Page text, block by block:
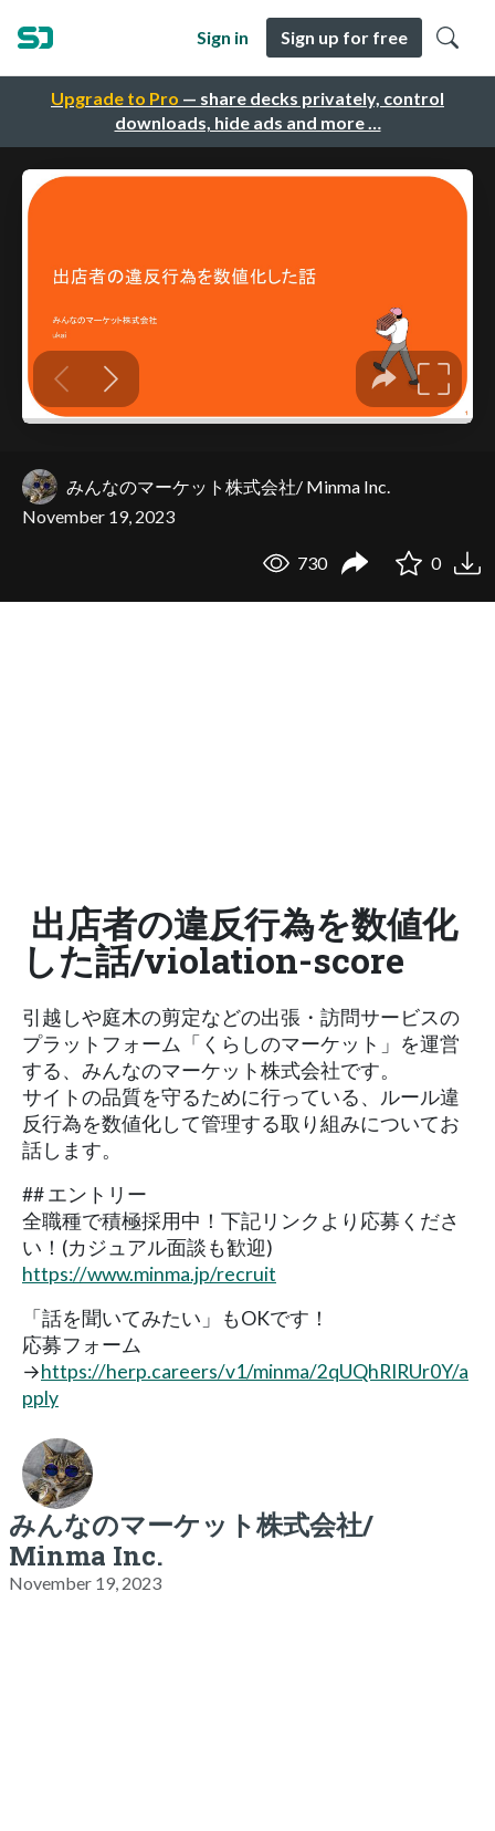
Upgrade to Pro — share decks privately, control
downloads, hide ads and more …
Sign in Sign up for free
みんなのマーケット株式会社/ Minma Inc.
November 19, 2023
730 0
出店者の違反行為を数値化
した話/violation-score
引越しや庭木の剪定などの出張・訪問サービスの
プラットフォーム「くらしのマーケット」を運営
する、みんなのマーケット株式会社です。
サイトの品質を守るために行っている、ルール違
反行為を数値化して管理する取り組みについてお
話します。
## エントリー
全職種で積極採用中！下記リンクより応募くださ
い！(カジュアル面談も歓迎)
https://www.minma.jp/recruit
「話を聞いてみたい」もOKです！
応募フォーム
→https://herp.careers/v1/minma/2qUQhRIRUr0Y/a
pply
みんなのマーケット株式会社/
Minma Inc.
November 19, 2023